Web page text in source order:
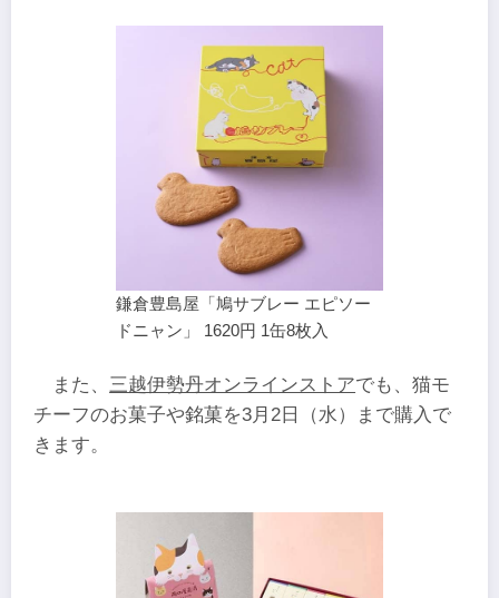
鎌倉豊島屋「鳩サブレー エピソー
ドニャン」 1620円 1缶8枚入
また、三越伊勢丹オンラインストアでも、猫モ
チーフのお菓子や銘菓を3月2日（水）まで購入で
きます。